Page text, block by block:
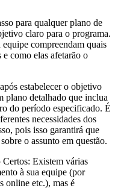
para qualquer plano de
claro para o programa.
compreendam quais
como elas afetarão o
estabelecer o objetivo
plano detalhado que inclua
do período especificado. É
necessidades dos
pois isso garantirá que
o assunto em questão.
Existem várias
à sua equipe (por
online etc.), mas é